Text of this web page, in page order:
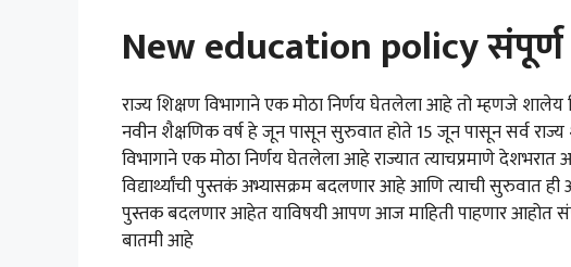
New education policy संपूर्ण
राज्य शिक्षण विभागाने एक मोठा निर्णय घेतलेला आहे तो म्हणजे शालेय
नवीन शैक्षणिक वर्ष हे जून पासून सुरुवात होते 15 जून पासून सर्व
विभागाने एक मोठा निर्णय घेतलेला आहे राज्यात त्याचप्रमाणे
विद्यार्थ्यांची पुस्तकं अभ्यासक्रम बदलणार आहे आणि त्याची सुरुवात
पुस्तक बदलणार आहेत याविषयी आपण आज माहिती पाहणार आहोत संपूर्ण
बातमी आहे